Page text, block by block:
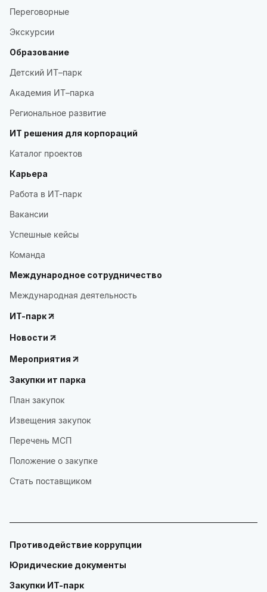
Переговорные
Экскурсии
Образование
Детский ИТ–парк
Академия ИТ–парка
Региональное развитие
ИТ решения для корпораций
Каталог проектов
Карьера
Работа в ИТ-парк
Вакансии
Успешные кейсы
Команда
Международное сотрудничество
Международная деятельность
ИТ-парк
Новости
Мероприятия
Закупки ит парка
План закупок
Извещения закупок
Перечень МСП
Положение о закупке
Стать поставщиком
Противодействие коррупции
Юридические документы
Закупки ИТ-парк